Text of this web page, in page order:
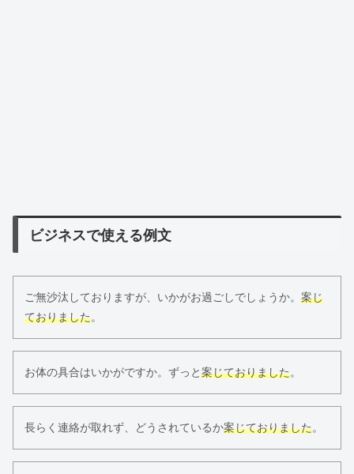
ビジネスで使える例文
ご無沙汰しておりますが、いかがお過ごしでしょうか。 案じ
ておりました。
お体の具合はいかがですか。ずっと案じておりました。
長らく連絡が取れず、どうされているか案じておりました。